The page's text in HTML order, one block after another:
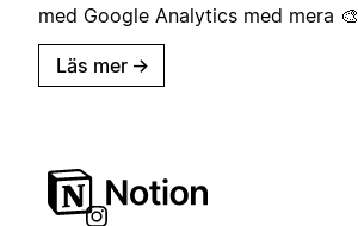
med Google Analytics med mera 🎨
Läs mer →